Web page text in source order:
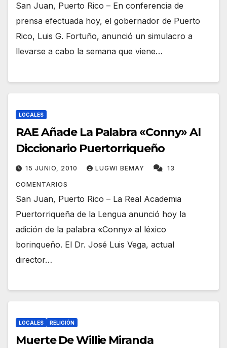
San Juan, Puerto Rico – En conferencia de
prensa efectuada hoy, el gobernador de Puerto
Rico, Luis G. Fortuño, anunció un simulacro a
llevarse a cabo la semana que viene…
LOCALES
RAE Añade La Palabra «Conny» Al
Diccionario Puertorriqueño
15 JUNIO, 2010 LUGWI BEMAY 13
COMENTARIOS
San Juan, Puerto Rico – La Real Academia
Puertorriqueña de la Lengua anunció hoy la
adición de la palabra «Conny» al léxico
borinqueño. El Dr. José Luis Vega, actual
director…
LOCALES RELIGIÓN
Muerte De Willie Miranda